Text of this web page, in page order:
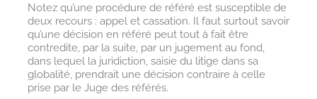
Notez qu’une procédure de référé est susceptible de
deux recours : appel et cassation. Il faut surtout savoir
qu’une décision en référé peut tout à fait être
contredite, par la suite, par un jugement au fond,
dans lequel la juridiction, saisie du litige dans sa
globalité, prendrait une décision contraire à celle
prise par le Juge des référés.